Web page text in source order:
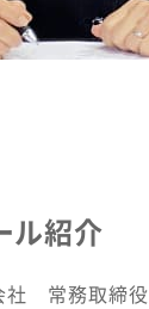
ル紹介
社 常務取締役